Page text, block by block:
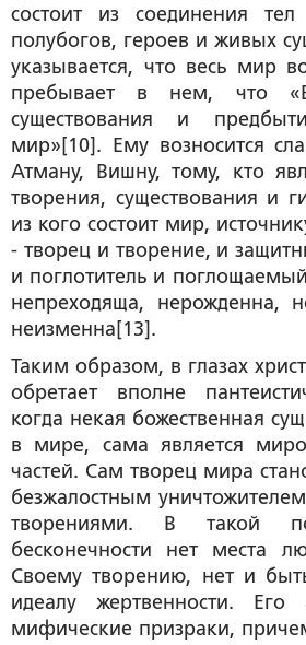
состоит из соединения
полубогов, героев и живых
указывается, что весь мир
пребывает в нем, что
существования и
мир»[10]. Ему возносится
Атману, Вишну, тому, кто
творения, существования и
из кого состоит мир,
- творец и творение, и
и поглотитель и
непреходяща, нерожденна,
неизменна[13].
Таким образом, в глазах
обретает вполне
когда некая божественная
в мире, сама является
частей. Сам творец мира
безжалостным
творениями. В такой
бесконечности нет места
Своему творению, нет и
идеалу жертвенности.
мифические призраки,